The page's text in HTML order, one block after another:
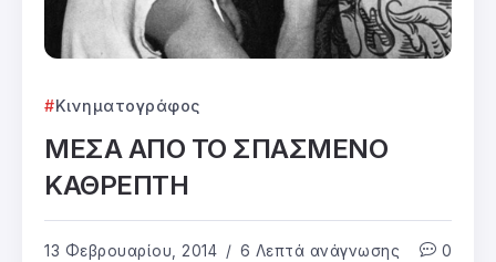
Κινηματογράφος
ΜΕΣΑ ΑΠΟ ΤΟ ΣΠΑΣΜΕΝΟ
ΚΑΘΡΕΠΤΗ
13 Φεβρουαρίου, 2014 6 Λεπτά ανάγνωσης 0